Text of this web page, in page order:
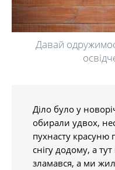
Давай
Діло було у
обирали удвох,
пухнасту красуню
снігу додому, а тут
зламався, а ми